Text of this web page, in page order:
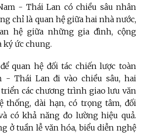
- Thái Lan có chiều sâu nhân
chỉ là quan hệ giữa hai nhà nước,
hệ giữa những gia đình, cộng
ký ức chung.
quan hệ đối tác chiến lược toàn
- Thái Lan đi vào chiều sâu, hai
các chương trình giao lưu văn
thống, dài hạn, có trọng tâm, đối
có khả năng đo lường hiệu quả.
ở tuần lễ văn hóa, biểu diễn nghệ